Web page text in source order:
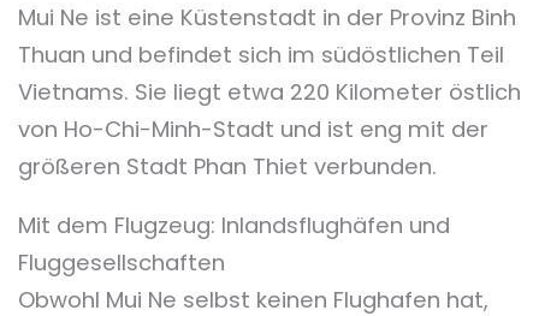
Mui Ne ist eine Küstenstadt in der Provinz Binh
Thuan und befindet sich im südöstlichen Teil
Vietnams. Sie liegt etwa 220 Kilometer östlich
von Ho-Chi-Minh-Stadt und ist eng mit der
größeren Stadt Phan Thiet verbunden.
Mit dem Flugzeug: Inlandsflughäfen und
Fluggesellschaften
Obwohl Mui Ne selbst keinen Flughafen hat,